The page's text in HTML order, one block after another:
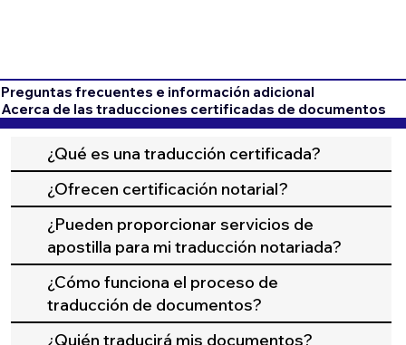
Preguntas frecuentes e información adicional
Acerca de las traducciones certificadas de documentos
¿Qué es una traducción certificada?
¿Ofrecen certificación notarial?
¿Pueden proporcionar servicios de
apostilla para mi traducción notariada?
¿Cómo funciona el proceso de
traducción de documentos?
¿Quién traducirá mis documentos?